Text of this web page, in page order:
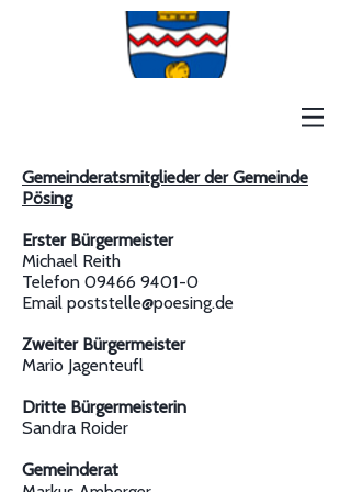
Gemeinderatsmitglieder der Gemeinde
Pösing
Erster Bürgermeister
Michael Reith
Telefon 09466 9401-0
Email poststelle@poesing.de
Zweiter Bürgermeister
Mario Jagenteufl
Dritte Bürgermeisterin
Sandra Roider
Gemeinderat